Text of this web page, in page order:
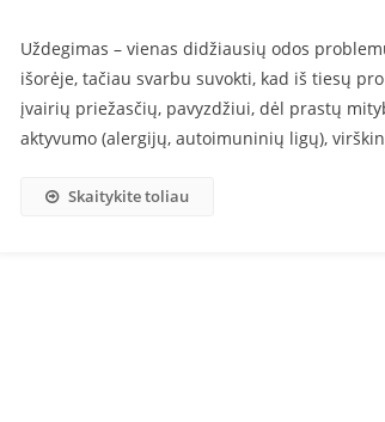
Uždegimas – vienas didžiausių odos
išorėje, tačiau svarbu suvokti, kad iš tiesų
įvairių priežasčių, pavyzdžiui, dėl prastų
aktyvumo (alergijų, autoimuninių ligų),
Skaitykite toliau